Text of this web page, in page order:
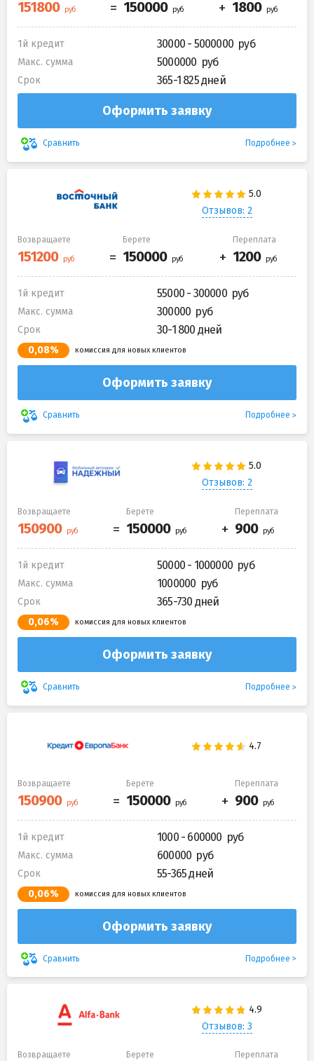
1й кредит 30000 - 5000000
Макс. сумма 5000000
Срок 365-1 825 дней
Оформить заявку
Сравнить Подробнее
Отзывов: 2
Возвращаете Берете Переплата
1й кредит 55000 - 300000
Макс. сумма 300000
Срок 30-1 800 дней
0,08% комиссия для новых клиентов
Оформить заявку
Сравнить Подробнее
Отзывов: 2
Возвращаете Берете Переплата
1й кредит 50000 - 1000000
Макс. сумма 1000000
Срок 365-730 дней
0,06% комиссия для новых клиентов
Оформить заявку
Сравнить Подробнее
Возвращаете Берете Переплата
1й кредит 1000 - 600000
Макс. сумма 600000
Срок 55-365 дней
0,06% комиссия для новых клиентов
Оформить заявку
Сравнить Подробнее
Отзывов: 3
Возвращаете Берете Переплата